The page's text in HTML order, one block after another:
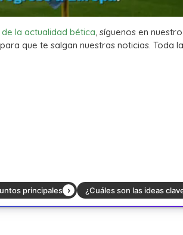
la actualidad bética, síguenos en
para que te salgan nuestras noticias. Toda